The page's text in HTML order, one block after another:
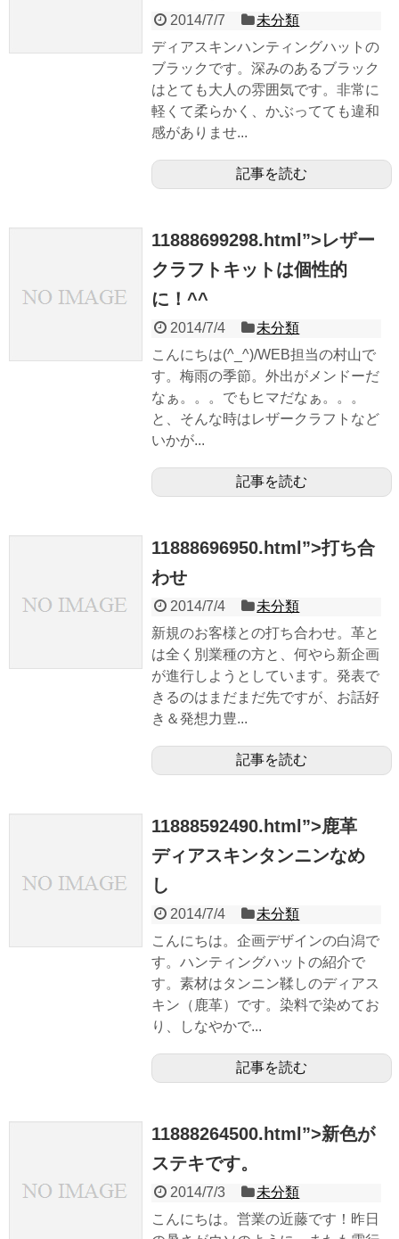
2014/7/7
未分類
ディアスキンハンティングハットの
ブラックです。深みのあるブラック
はとても大人の雰囲気です。非常に
軽くて柔らかく、かぶってても違和
感がありませ...
記事を読む
11888699298.html”>レザー
クラフトキットは個性的
に！^^
2014/7/4
未分類
こんにちは(^_^)/WEB担当の村山で
す。梅雨の季節。外出がメンドーだ
なぁ。。。でもヒマだなぁ。。。
と、そんな時はレザークラフトなど
いかが...
記事を読む
11888696950.html”>打ち合
わせ
2014/7/4
未分類
新規のお客様との打ち合わせ。革と
は全く別業種の方と、何やら新企画
が進行しようとしています。発表で
きるのはまだまだ先ですが、お話好
き＆発想力豊...
記事を読む
11888592490.html”>鹿革
ディアスキンタンニンなめ
し
2014/7/4
未分類
こんにちは。企画デザインの白潟で
す。ハンティングハットの紹介で
す。素材はタンニン鞣しのディアス
キン（鹿革）です。染料で染めてお
り、しなやかで...
記事を読む
11888264500.html”>新色が
ステキです。
2014/7/3
未分類
こんにちは。営業の近藤です！昨日